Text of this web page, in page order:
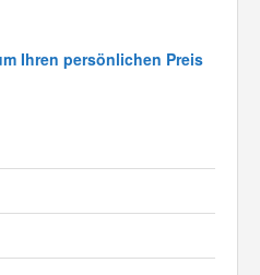
Ihren persönlichen Preis